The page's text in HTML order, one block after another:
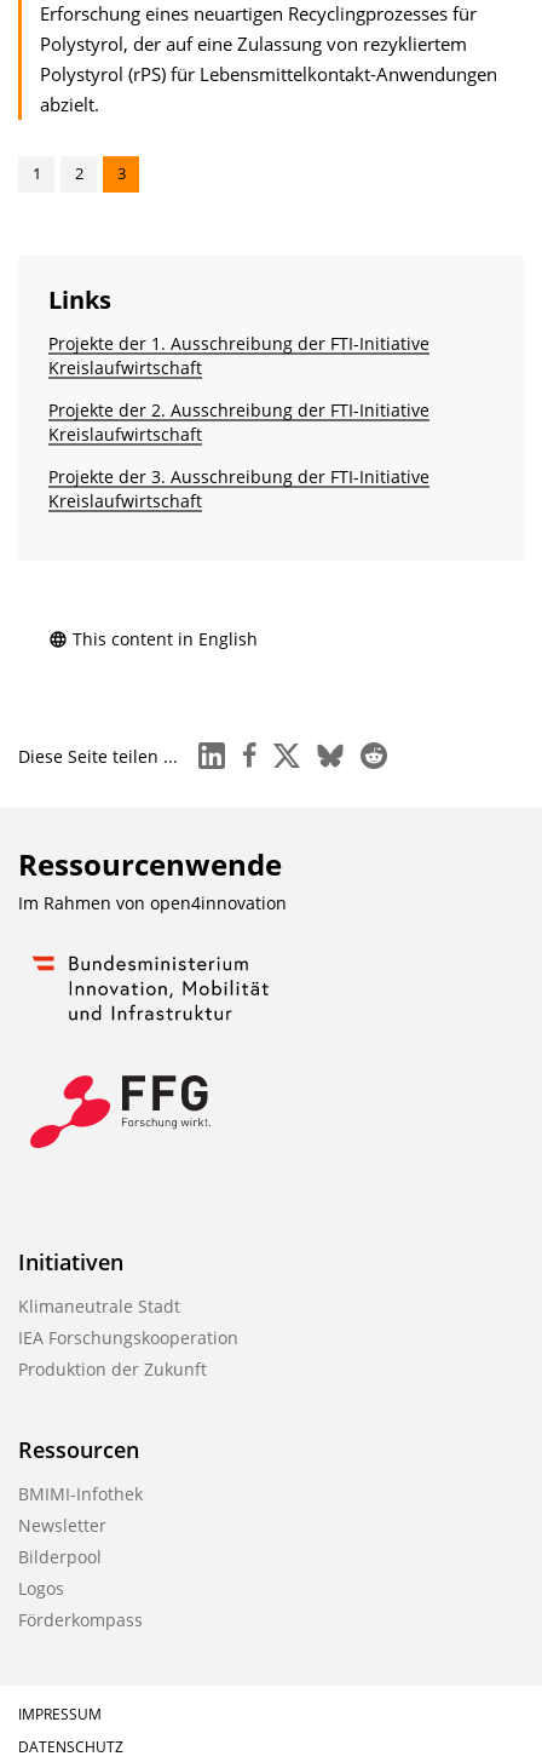
Erforschung eines neuartigen Recyclingprozesses für
Polystyrol, der auf eine Zulassung von rezykliertem
Polystyrol (rPS) für Lebensmittelkontakt-Anwendungen
abzielt.
1 2 3
Links
Projekte der 1. Ausschreibung der FTI-Initiative
Kreislaufwirtschaft
Projekte der 2. Ausschreibung der FTI-Initiative
Kreislaufwirtschaft
Projekte der 3. Ausschreibung der FTI-Initiative
Kreislaufwirtschaft
This content in English
Diese Seite teilen ... linkedinfacebook
x blueskyreddit
Ressourcenwende
Im Rahmen von open4innovation
Initiativen
Klimaneutrale Stadt
IEA Forschungskooperation
Produktion der Zukunft
Ressourcen
BMIMI-Infothek
Newsletter
Bilderpool
Logos
Förderkompass
IMPRESSUM
DATENSCHUTZ